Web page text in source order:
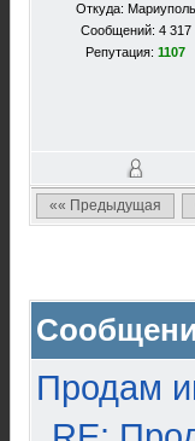
Откуда: Мариуполь
Сообщений: 4 317
Репутация: 1107
«« Предыдущая
Продам